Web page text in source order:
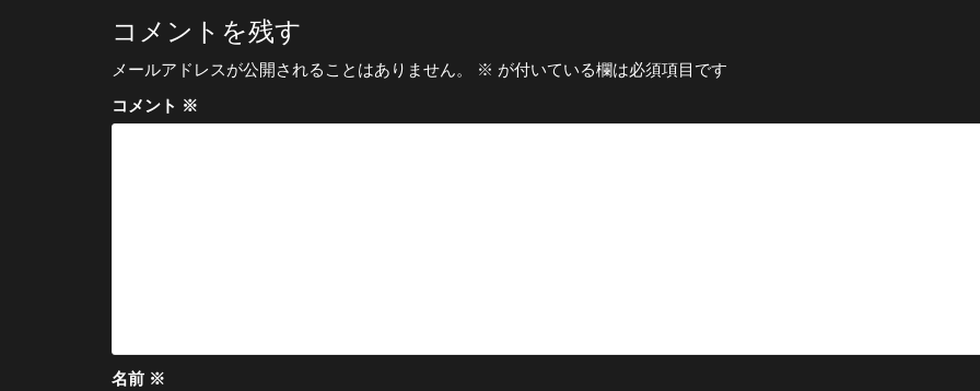
ビ
ゲ
ー
シ
コメントを残す
メールアドレスが公開されることはありません。 ※ が付いている欄は必須項目です
コメント ※
名前 ※